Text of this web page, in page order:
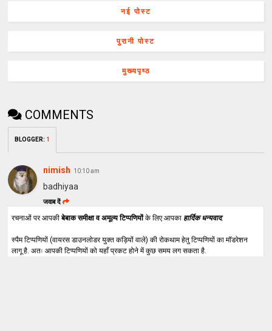
नई पोस्ट
पुरानी पोस्ट
मुख्यपृष्ठ
COMMENTS
BLOGGER: 1
nimish 10:10 am
badhiyaa
जवाब दें
रचनाओं पर आपकीबेबाक समीक्षा व अमूल्य टिप्पणियोंके लिए आपका हार्दिक धन्यवाद.
स्पैम टिप्पणियों (वायरस डाउनलोडर युक्त कड़ियों वाले) की रोकथाम हेतु टिप्पणियों का मॉडरेशन
लागू है. अतः आपकी टिप्पणियों को यहाँ प्रकट होने में कुछ समय लग सकता है.